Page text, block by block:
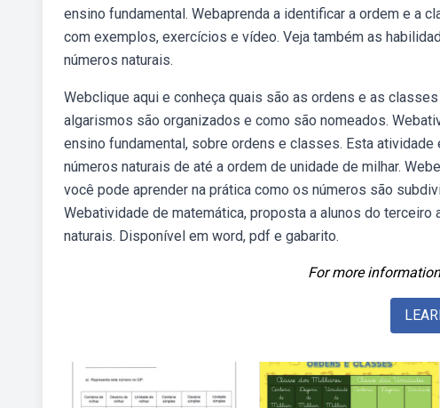
ensino fundamental. Webaprenda a identificar a ordem e a
com exemplos, exercícios e vídeo. Veja também as
números naturais.
Webclique aqui e conheça quais são as ordens e as
algarismos são organizados e como são nomeados.
ensino fundamental, sobre ordens e classes. Esta
números naturais de até a ordem de unidade de milhar.
você pode aprender na prática como os números são
Webatividade de matemática, proposta a alunos do
naturais. Disponível em word, pdf e gabarito.
For more